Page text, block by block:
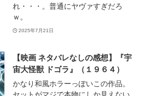
れ・・・。普通にヤヴァすぎだろ
ｗ。
2025年7月21日
【映画 ネタバレなしの感想】『宇
宙大怪獣 ドゴラ』（１９６４）
かなり和風ホラーっぽいこの作品。